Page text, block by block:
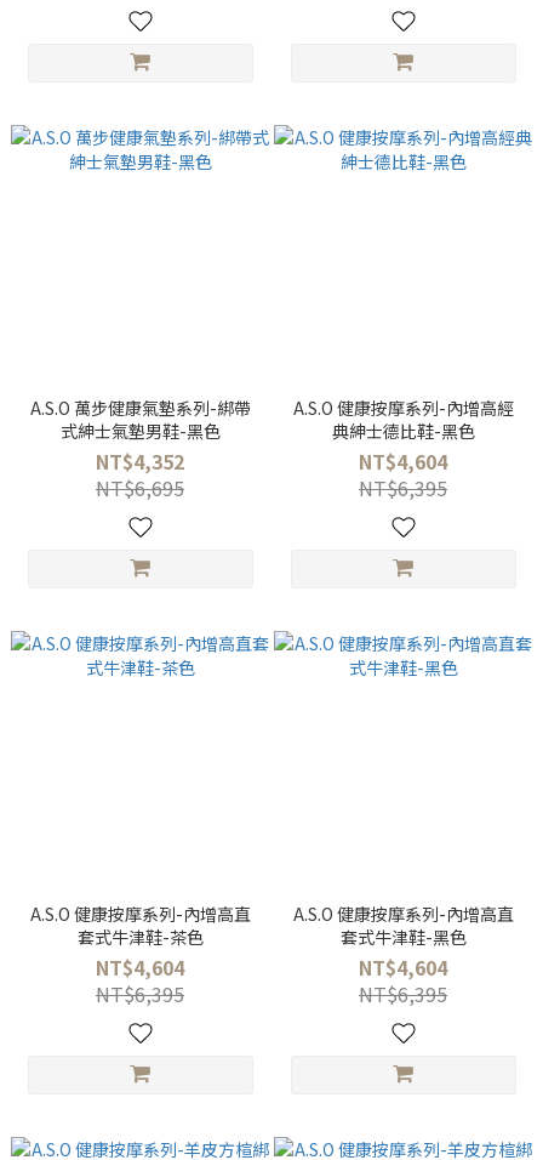
A.S.O 萬步健康氣墊系列-綁帶
式紳士氣墊男鞋-黑色
NT$4,352
NT$6,695
A.S.O 健康按摩系列-內增高經
典紳士德比鞋-黑色
NT$4,604
NT$6,395
A.S.O 健康按摩系列-內增高直
套式牛津鞋-茶色
NT$4,604
NT$6,395
A.S.O 健康按摩系列-內增高直
套式牛津鞋-黑色
NT$4,604
NT$6,395